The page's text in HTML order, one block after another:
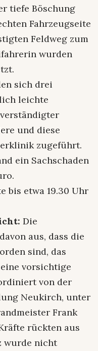
tiefe Böschung
Fahrzeugseite
Feldweg zum
wurden
sich drei
leichte
und diese
zugeführt.
ein Sachschaden
bis etwa 19.30 Uhr
Die
aus, dass die
sind, das
vorsichtige
von der
Neukirch, unter
Frank
rückten aus
wurde nicht